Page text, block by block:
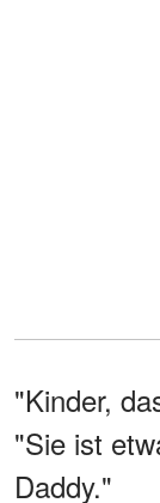
"Kinder,
"Sie ist
Daddy."